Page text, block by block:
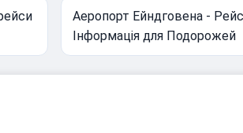
Аеропорт Ейндговена -
Інформація для Подорожей